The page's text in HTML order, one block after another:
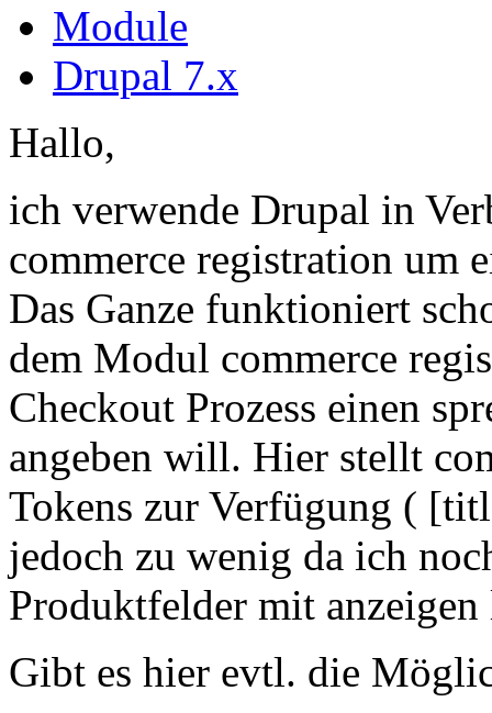
Module
Drupal 7.x
Hallo,
ich verwende Drupal in
commerce registration um
Das Ganze funktioniert
dem Modul commerce
Checkout Prozess einen
angeben will. Hier stellt
Tokens zur Verfügung (
jedoch zu wenig da ich
Produktfelder mit
Gibt es hier evtl. die